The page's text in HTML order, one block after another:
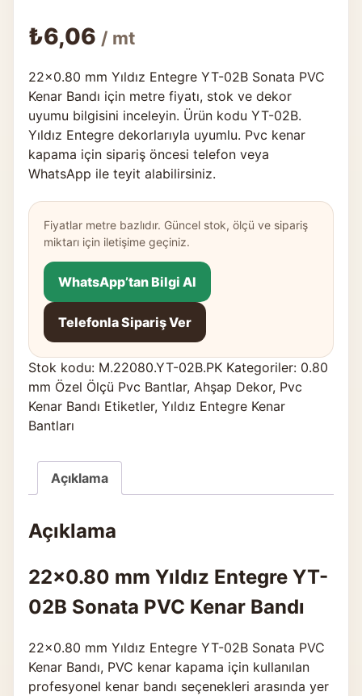
₺6,06 / mt
22×0.80 mm Yıldız Entegre YT-02B Sonata PVC
Kenar Bandı için metre fiyatı, stok ve dekor
uyumu bilgisini inceleyin. Ürün kodu YT-02B.
Yıldız Entegre dekorlarıyla uyumlu. Pvc kenar
kapama için sipariş öncesi telefon veya
WhatsApp ile teyit alabilirsiniz.
Fiyatlar metre bazlıdır. Güncel stok, ölçü ve sipariş
miktarı için iletişime geçiniz.
WhatsApp’tan Bilgi Al
Telefonla Sipariş Ver
Stok kodu: M.22080.YT-02B.PK Kategoriler: 0.80
mm Özel Ölçü Pvc Bantlar, Ahşap Dekor, Pvc
Kenar Bandı Etiketler, Yıldız Entegre Kenar
Bantları
Açıklama
Açıklama
22×0.80 mm Yıldız Entegre YT-
02B Sonata PVC Kenar Bandı
22×0.80 mm Yıldız Entegre YT-02B Sonata PVC
Kenar Bandı, PVC kenar kapama için kullanılan
profesyonel kenar bandı seçenekleri arasında yer